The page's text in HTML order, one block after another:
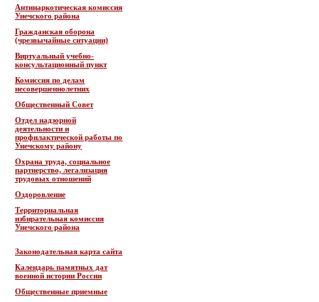
Антинаркотическая комиссия
Унечского района
Гражданская оборона
(чрезвычайные ситуации)
Виртуальный учебно-
консультационный пункт
Комиссия по делам
несовершеннолетних
Общественный Совет
Отдел надзорной
деятельности и
профилактической работы по
Унечскому району
Охрана труда, социальное
партнерство, легализация
трудовых отношений
Оздоровление
Территориальная
избирательная комиссия
Унечского района
Законодательная карта сайта
Календарь памятных дат
военной истории России
Общественные приемные